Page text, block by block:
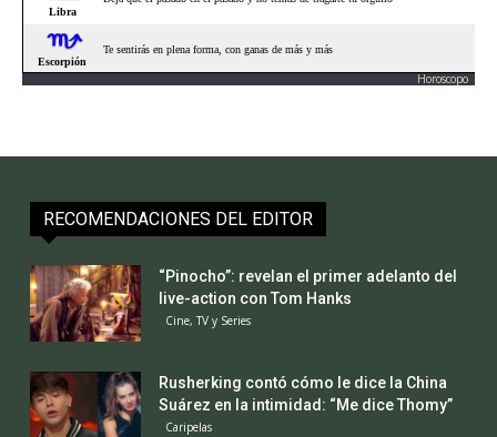
Horoscopo
RECOMENDACIONES DEL EDITOR
“Pinocho”: revelan el primer adelanto del
live-action con Tom Hanks
Cine, TV y Series
Rusherking contó cómo le dice la China
Suárez en la intimidad: “Me dice Thomy”
Caripelas